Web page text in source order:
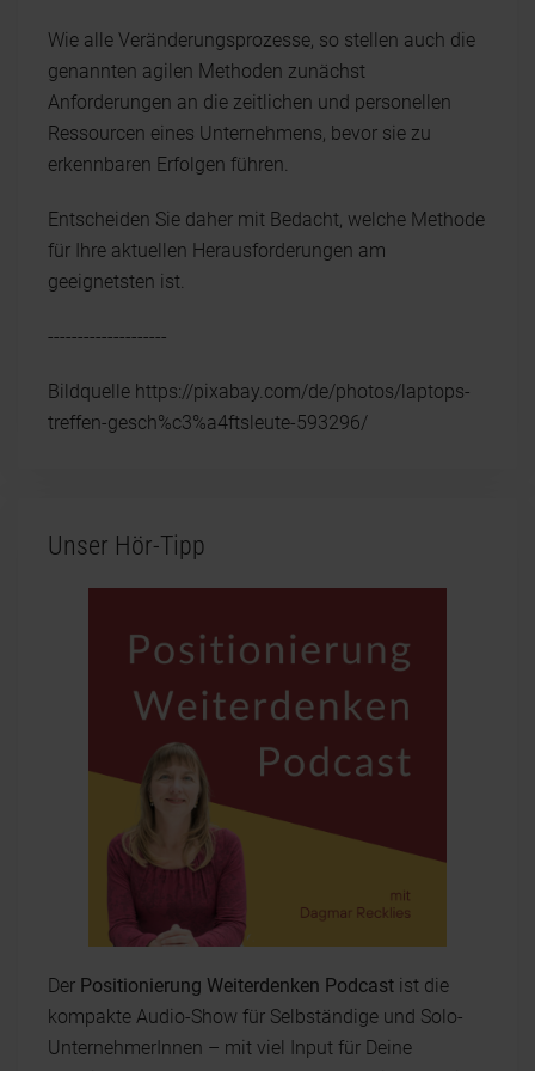
Wie alle Veränderungsprozesse, so stellen auch die
genannten agilen Methoden zunächst
Anforderungen an die zeitlichen und personellen
Ressourcen eines Unternehmens, bevor sie zu
erkennbaren Erfolgen führen.
Entscheiden Sie daher mit Bedacht, welche Methode
für Ihre aktuellen Herausforderungen am
geeignetsten ist.
--------------------
Bildquelle https://pixabay.com/de/photos/laptops-
treffen-gesch%c3%a4ftsleute-593296/
Unser Hör-Tipp
Der Positionierung Weiterdenken Podcast ist die
kompakte Audio-Show für Selbständige und Solo-
UnternehmerInnen – mit viel Input für Deine